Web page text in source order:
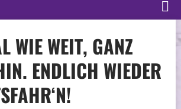
WIE WEIT, GANZ
ENDLICH WIEDER